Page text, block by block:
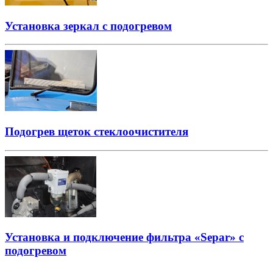
Установка зеркал с подогревом
Подогрев щеток стеклоочистителя
Установка и подключение фильтра «Separ» с
подогревом